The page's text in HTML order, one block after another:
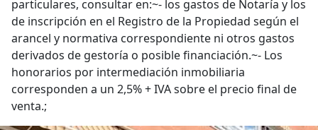
particulares, consultar en:~- los gastos de Notaría y los
de inscripción en el Registro de la Propiedad según el
arancel y normativa correspondiente ni otros gastos
derivados de gestoría o posible financiación.~- Los
honorarios por intermediación inmobiliaria
corresponden a un 2,5% + IVA sobre el precio final de
venta.;